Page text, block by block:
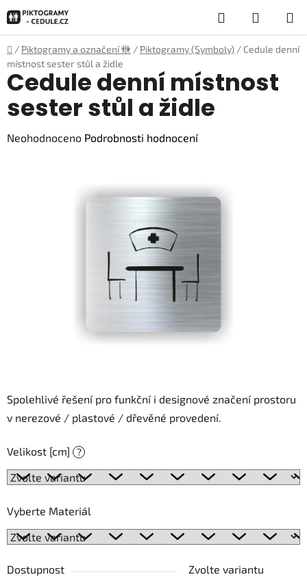
na
obsah
Hledat
KOŠÍK
Domů
/ Piktogramy a označení 🚻 / Piktogramy (Symboly) / Cedule denní
místnost sester stůl a židle
Spolehlivé řešení pro funkční i designové značení prostoru
v nerezové / plastové / dřevěné provedení.
Velikost [cm] ?
Vyberte Materiál
Dostupnost
Zvolte variantu
Cedule denní místnost
sester stůl a židle
Průměrné
Neohodnoceno Podrobnosti hodnocení